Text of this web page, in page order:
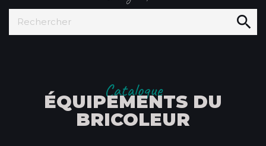

Catalogue
ÉQUIPEMENTS DU
BRICOLEUR